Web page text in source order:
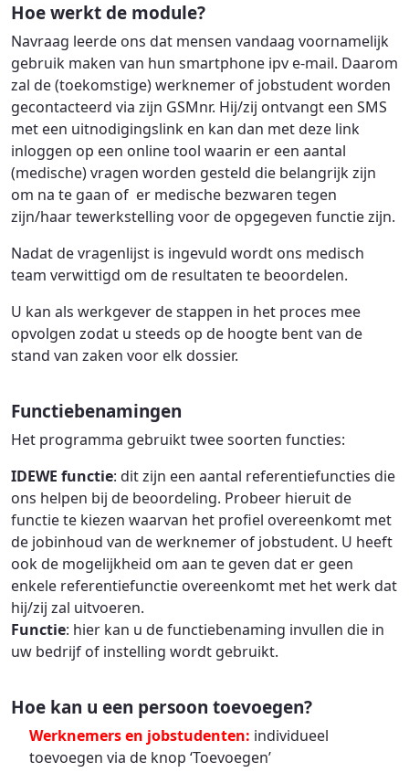
Hoe werkt de module?
Navraag leerde ons dat mensen vandaag voornamelijk
gebruik maken van hun smartphone ipv e-mail. Daarom
zal de (toekomstige) werknemer of jobstudent worden
gecontacteerd via zijn GSMnr. Hij/zij ontvangt een SMS
met een uitnodigingslink en kan dan met deze link
inloggen op een online tool waarin er een aantal
(medische) vragen worden gesteld die belangrijk zijn
om na te gaan of er medische bezwaren tegen
zijn/haar tewerkstelling voor de opgegeven functie zijn.
Nadat de vragenlijst is ingevuld wordt ons medisch
team verwittigd om de resultaten te beoordelen.
U kan als werkgever de stappen in het proces mee
opvolgen zodat u steeds op de hoogte bent van de
stand van zaken voor elk dossier.
Functiebenamingen
Het programma gebruikt twee soorten functies:
IDEWE functie: dit zijn een aantal referentiefuncties die
ons helpen bij de beoordeling. Probeer hieruit de
functie te kiezen waarvan het profiel overeenkomt met
de jobinhoud van de werknemer of jobstudent. U heeft
ook de mogelijkheid om aan te geven dat er geen
enkele referentiefunctie overeenkomt met het werk dat
hij/zij zal uitvoeren.
Functie: hier kan u de functiebenaming invullen die in
uw bedrijf of instelling wordt gebruikt.
Hoe kan u een persoon toevoegen?
Werknemers en jobstudenten: individueel
toevoegen via de knop ‘Toevoegen’